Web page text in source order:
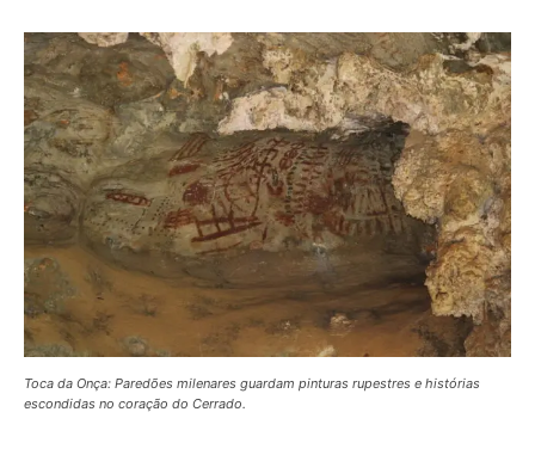
Toca da Onça: Paredões milenares guardam pinturas rupestres e histórias
escondidas no coração do Cerrado.